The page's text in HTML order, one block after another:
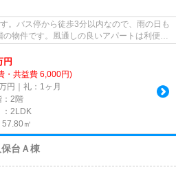
。バス停から徒歩3分以内なので、雨の日も
物件です。風通しの良いアパートは利便性
円
・共益費 6,000円)
円｜礼：1ヶ月
：2階
：2LDK
㎡
台Ａ棟